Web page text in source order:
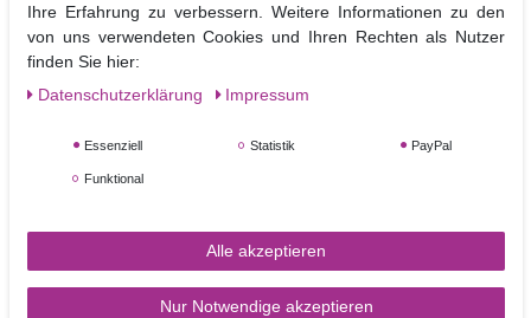
Ähnliche Artikel
Patchwork Cutters Large Alphabet and Key –
Ihre Erfahrung zu verbessern. Weitere Informationen zu den
von uns verwendeten Cookies und Ihren Rechten als Nutzer
finden Sie hier:
Daten­schutz­erklärung
Impressum
Essenziell Statistik PayPal
Funktional
Alle akzeptieren
Nur Notwendige akzeptieren